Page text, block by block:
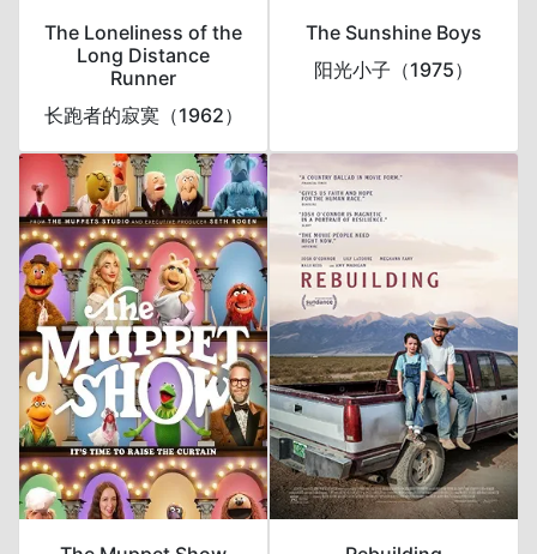
The Loneliness of the
Long Distance
Runner
长跑者的寂寞（1962）
The Sunshine Boys
阳光小子（1975）